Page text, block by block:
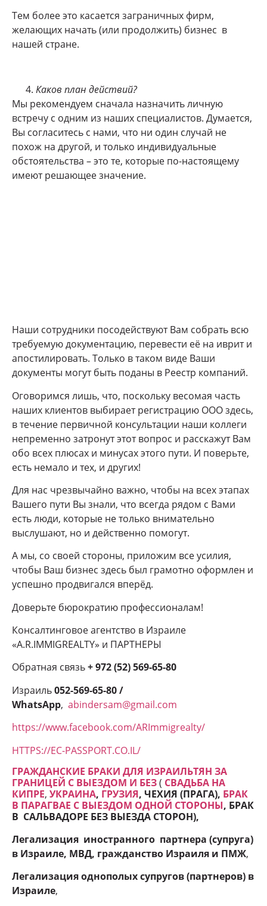
Тем более это касается заграничных фирм,
желающих начать (или продолжить) бизнес в
нашей стране.
Каков план действий?
Мы рекомендуем сначала назначить личную
встречу с одним из наших специалистов. Думается,
Вы согласитесь с нами, что ни один случай не
похож на другой, и только индивидуальные
обстоятельства – это те, которые по-настоящему
имеют решающее значение.
Наши сотрудники посодействуют Вам собрать всю
требуемую документацию, перевести её на иврит и
апостилировать. Только в таком виде Ваши
документы могут быть поданы в Реестр компаний.
Оговоримся лишь, что, поскольку весомая часть
наших клиентов выбирает регистрацию ООО здесь,
в течение первичной консультации наши коллеги
непременно затронут этот вопрос и расскажут Вам
обо всех плюсах и минусах этого пути. И поверьте,
есть немало и тех, и других!
Для нас чрезвычайно важно, чтобы на всех этапах
Вашего пути Вы знали, что всегда рядом с Вами
есть люди, которые не только внимательно
выслушают, но и действенно помогут.
А мы, со своей стороны, приложим все усилия,
чтобы Ваш бизнес здесь был грамотно оформлен и
успешно продвигался вперёд.
Доверьте бюрократию профессионалам!
Консалтинговое агентство в Израиле
«A.R.IMMIGREALTY» и ПАРТНЕРЫ
Обратная связь+ 972 (52) 569-65-80
Израиль052-569-65-80 /
WhatsApp, abindersam@gmail.com
https://www.facebook.com/ARImmigrealty/
HTTPS://EC-PASSPORT.CO.IL/
ГРАЖДАНСКИЕ БРАКИ ДЛЯ ИЗРАИЛЬТЯН ЗА
ГРАНИЦЕЙ С ВЫЕЗДОМ И БЕЗ( СВАДЬБА НА
КИПРЕ, УКРАИНА, ГРУЗИЯ, ЧЕХИЯ (ПРАГА), БРАК
В ПАРАГВАЕ С ВЫЕЗДОМ ОДНОЙ СТОРОНЫ, БРАК
В САЛЬВАДОРЕ БЕЗ ВЫЕЗДА СТОРОН),
Легализация иностранного партнера (супруга)
в Израиле, МВД, гражданство Израиля и ПМЖ,
Легализация однополых супругов (партнеров) в
Израиле,